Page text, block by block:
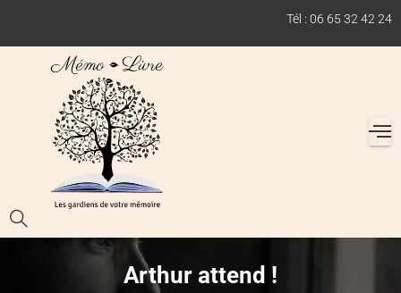
Tél : 06 65 32 42 24
Arthur attend !